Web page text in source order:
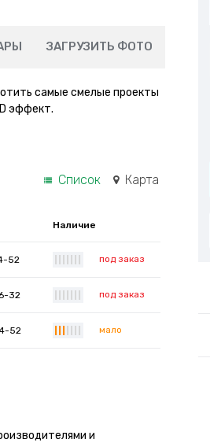
ЗАГРУЗИТЬ ФОТО
самые смелые проекты
эффект.
Список Карта
Наличие
52 под заказ
32 под заказ
52 мало
и